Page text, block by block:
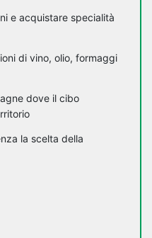
e acquistare specialità
di vino, olio, formaggi
dove il cibo
la scelta della